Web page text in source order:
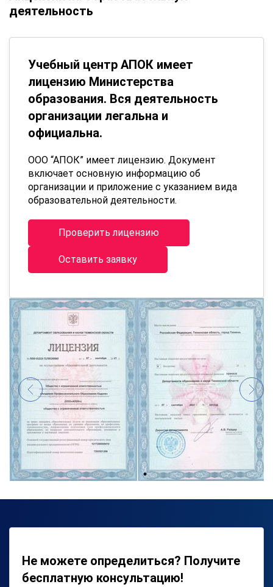
деятельность
Учебный центр АПОК имеет
лицензию Министерства
образования. Вся деятельность
организации легальна и
официальна.
ООО “АПОК” имеет лицензию. Документ
включает основную информацию об
организации и приложение с указанием вида
образовательной деятельности.
Проверить лицензию
Оставить заявку
Не можете определиться? Получите
бесплатную консультацию!